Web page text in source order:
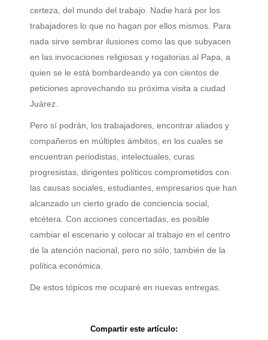
certeza, del mundo del trabajo. Nadie hará por los
trabajadores lo que no hagan por ellos mismos. Para
nada sirve sembrar ilusiones como las que subyacen
en las invocaciones religiosas y rogatorias al Papa, a
quien se le está bombardeando ya con cientos de
peticiones aprovechando su próxima visita a ciudad
Juárez.
Pero sí podrán, los trabajadores, encontrar aliados y
compañeros en múltiples ámbitos, en los cuales se
encuentran periodistas, intelectuales, curas
progresistas, dirigentes políticos comprometidos con
las causas sociales, estudiantes, empresarios que han
alcanzado un cierto grado de conciencia social,
etcétera. Con acciones concertadas, es posible
cambiar el escenario y colocar al trabajo en el centro
de la atención nacional, pero no sólo, también de la
política económica.
De estos tópicos me ocuparé en nuevas entregas.
Compartir este artículo: